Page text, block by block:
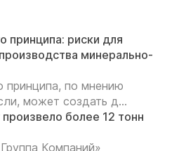
принципа: риски для
минерально-
принципа, по мнению
может создать д...
более 12 тонн
Компаний»